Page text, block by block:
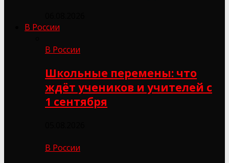
В России
В России
Школьные перемены: что
ждёт учеников и учителей с
1 сентября
В России